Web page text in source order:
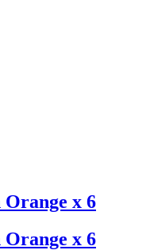
x 6
x 6